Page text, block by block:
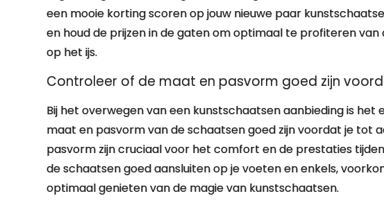
een mooie korting scoren op jouw nieuwe paar
en houd de prijzen in de gaten om optimaal te profiteren
op het ijs.
Controleer of de maat en pasvorm goed zijn
Bij het overwegen van een kunstschaatsen aanbieding is
maat en pasvorm van de schaatsen goed zijn voordat je tot
pasvorm zijn cruciaal voor het comfort en de prestaties
de schaatsen goed aansluiten op je voeten en enkels,
optimaal genieten van de magie van kunstschaatsen.